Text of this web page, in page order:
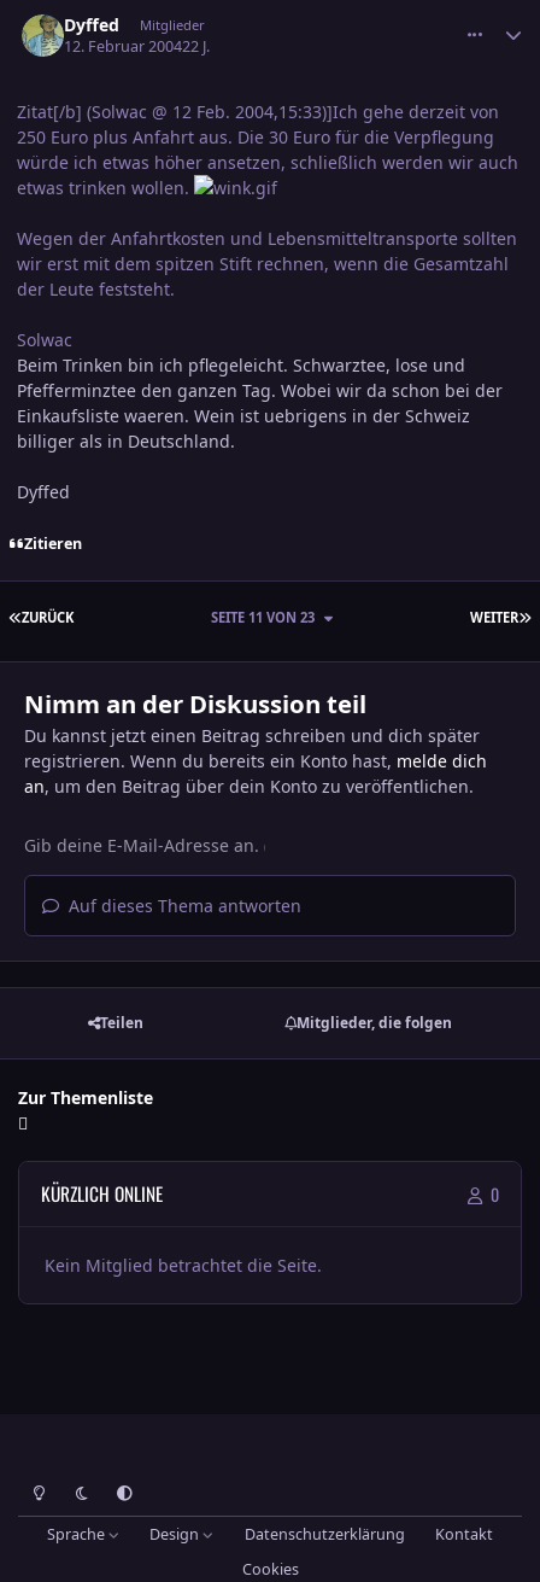
Dyffed Mitglieder
12. Februar 200422 J.
Zitat[/b] (Solwac @ 12 Feb. 2004,15:33)]Ich gehe derzeit von
250 Euro plus Anfahrt aus. Die 30 Euro für die Verpflegung
würde ich etwas höher ansetzen, schließlich werden wir auch
etwas trinken wollen.
Wegen der Anfahrtkosten und Lebensmitteltransporte sollten
wir erst mit dem spitzen Stift rechnen, wenn die Gesamtzahl
der Leute feststeht.
Solwac
Beim Trinken bin ich pflegeleicht. Schwarztee, lose und
Pfefferminztee den ganzen Tag. Wobei wir da schon bei der
Einkaufsliste waeren. Wein ist uebrigens in der Schweiz
billiger als in Deutschland.
Dyffed
Zitieren
ERSTE SEITE
ZURÜCK WEITER
SEITE 11 VON 23
Nimm an der Diskussion teil
Du kannst jetzt einen Beitrag schreiben und dich später
registrieren. Wenn du bereits ein Konto hast, melde dich
an, um den Beitrag über dein Konto zu veröffentlichen.
Auf dieses Thema antworten
Teilen Mitglieder, die folgen
Zur Themenliste
KÜRZLICH ONLINE 0
Kein Mitglied betrachtet die Seite.
Heller ModusDunkler ModusSystemeinstellung
Sprache Design Datenschutzerklärung
Kontakt
Cookies